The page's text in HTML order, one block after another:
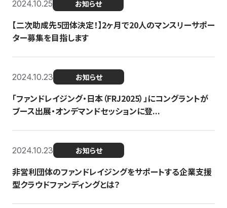
2024.10.25 お知らせ
【二次助成先5団体決定！】2ヶ月で20人のマンスリーサポー
ター募集を目指します
2024.10.23 お知らせ
「ファンドレイジング・日本（FRJ2025）」にコングラントが
ブース出展・オンデマンドセッションに登...
2024.10.23 お知らせ
非営利団体のファンドレイジングをサポートする企業支援
型クラウドファンディングとは？